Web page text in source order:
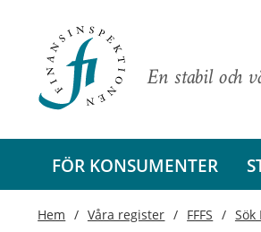
En stabil och
FÖR KONSUMENTER
Hem Våra register FFFS Sök